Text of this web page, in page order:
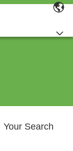
Your Search